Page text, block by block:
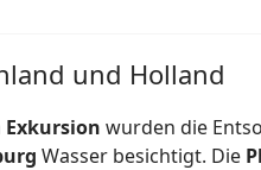
und Holland
Exkursion wurden die
Wasser besichtigt. Die